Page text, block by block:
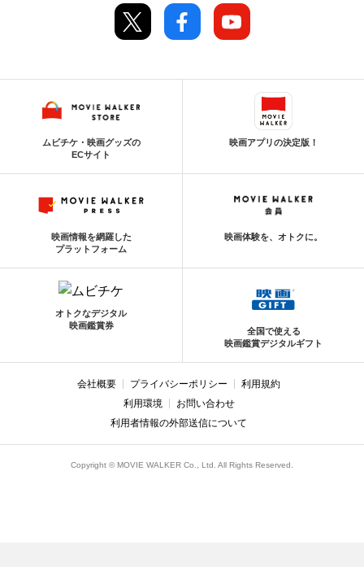
ムビチケ・映画グッズの
ECサイト
映画アプリの決定版！
映画情報を網羅した
プラットフォーム
映画体験を、オトクに。
オトクなデジタル
映画鑑賞券
全国で使える
映画鑑賞デジタルギフト
会社概要 プライバシーポリシー
利用規約
利用環境
お問い合わせ
利用者情報の外部送信について
Copyright © MOVIE WALKER Co., Ltd. All Rights Reserved.